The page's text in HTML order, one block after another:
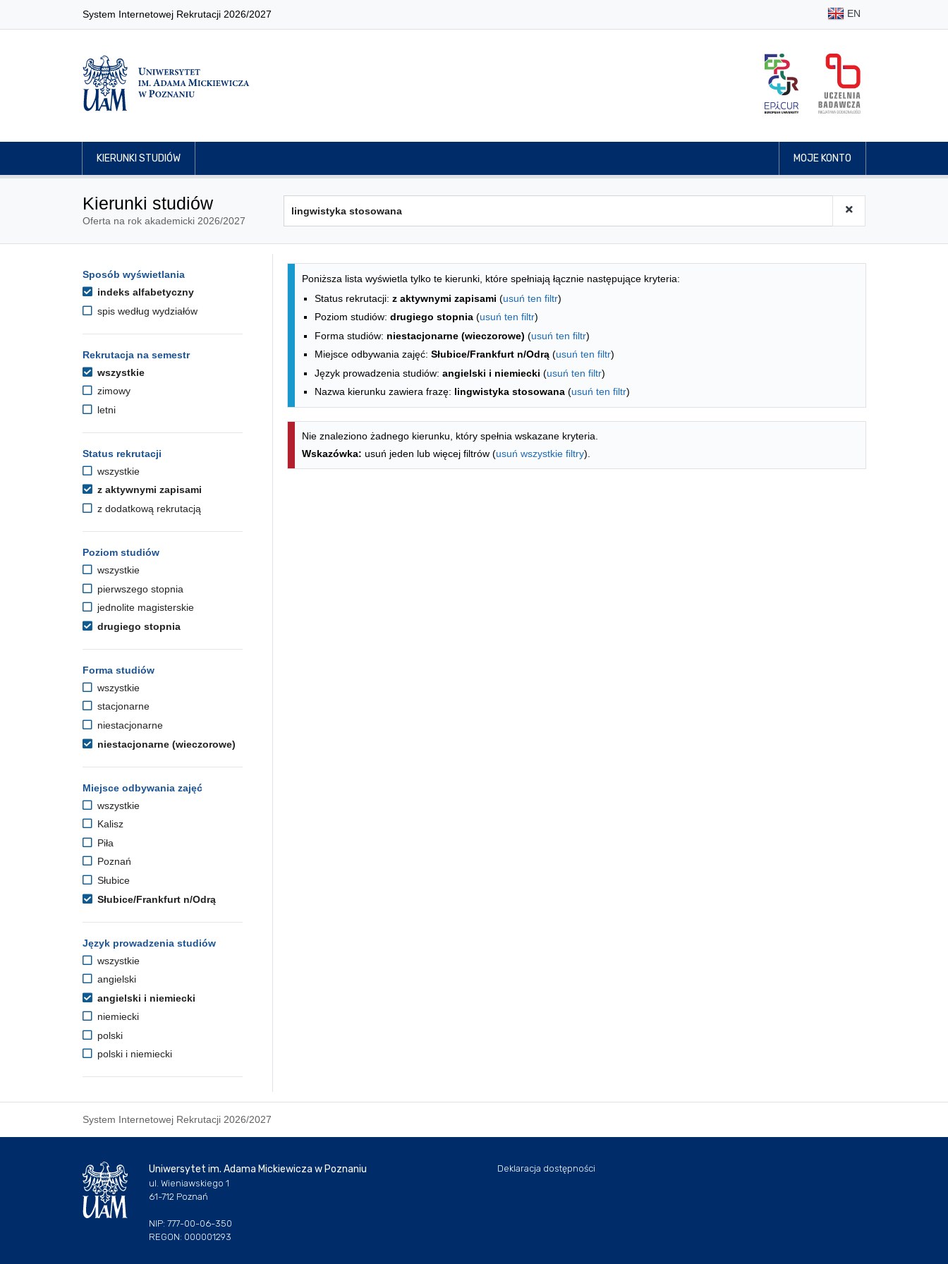
System Internetowej Rekrutacji 2026/2027 EN
KIERUNKI STUDIÓW MOJE KONTO
Kierunki studiów
Oferta na rok akademicki 2026/2027
Opcje filtrowania kierunków studiów
Przejdź do listy kierunków
Sposób wyświetlania
indeks alfabetyczny
spis według wydziałów
Rekrutacja na semestr
wszystkie
zimowy
letni
Status rekrutacji
wszystkie
z aktywnymi zapisami
z dodatkową rekrutacją
Poziom studiów
wszystkie
pierwszego stopnia
jednolite magisterskie
drugiego stopnia
Forma studiów
wszystkie
stacjonarne
niestacjonarne
niestacjonarne (wieczorowe)
Miejsce odbywania zajęć
wszystkie
Kalisz
Piła
Poznań
Słubice
Słubice/Frankfurt n/Odrą
Język prowadzenia studiów
wszystkie
angielski
angielski i niemiecki
niemiecki
polski
polski i niemiecki
Lista kierunków - indeks alfabetyczny
Poniższa lista wyświetla tylko te kierunki, które spełniają łącznie następujące kryteria:
Status rekrutacji: z aktywnymi zapisami (usuń ten filtr)
Poziom studiów: drugiego stopnia (usuń ten filtr)
Forma studiów: niestacjonarne (wieczorowe) (usuń ten filtr)
Miejsce odbywania zajęć: Słubice/Frankfurt n/Odrą (usuń ten filtr)
Język prowadzenia studiów: angielski i niemiecki (usuń ten filtr)
Nazwa kierunku zawiera frazę: lingwistyka stosowana (usuń ten filtr)
Nie znaleziono żadnego kierunku, który spełnia wskazane kryteria.
Wskazówka: usuń jeden lub więcej filtrów (usuń wszystkie filtry).
System Internetowej Rekrutacji 2026/2027
Uniwersytet im. Adama Mickiewicza w Poznaniu
ul. Wieniawskiego 1
61-712 Poznań
NIP: 777-00-06-350
REGON: 000001293
Deklaracja dostępności